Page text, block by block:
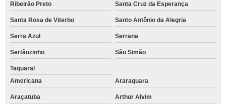
Ribeirão Preto Santa Cruz da Esperança
Santa Rosa de Viterbo Santo Antônio da Alegria
Serra Azul Serrana
Sertãozinho São Simão
Taquaral
Americana
Araraquara
Araçatuba Arthur Alvim